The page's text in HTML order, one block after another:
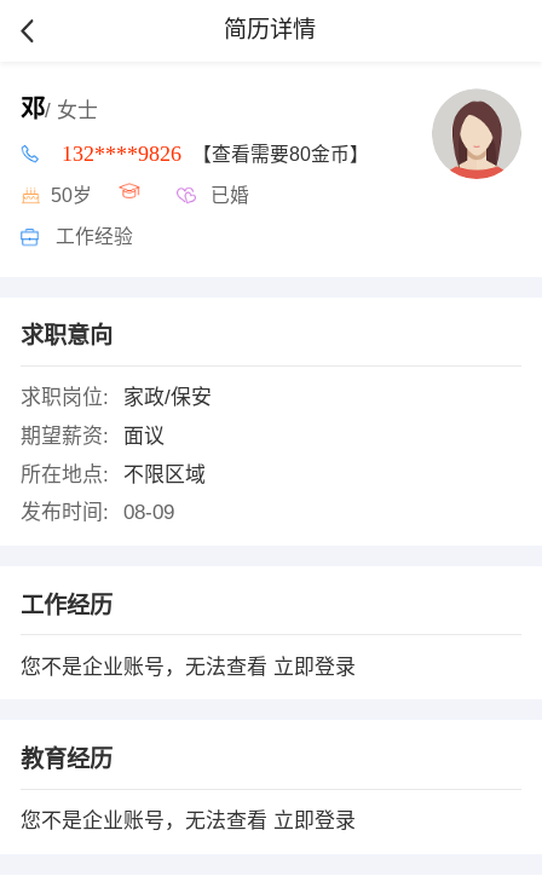
简历详情
邓/ 女士
132****9826 【查看需要80金币】
50岁 已婚
工作经验
求职意向
求职岗位:
家政/保安
期望薪资:
面议
所在地点:
不限区域
发布时间:
08-09
工作经历
您不是企业账号，无法查看 立即登录
教育经历
您不是企业账号，无法查看 立即登录